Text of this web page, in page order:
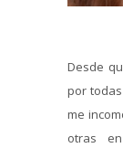
Desde
por
me
otras